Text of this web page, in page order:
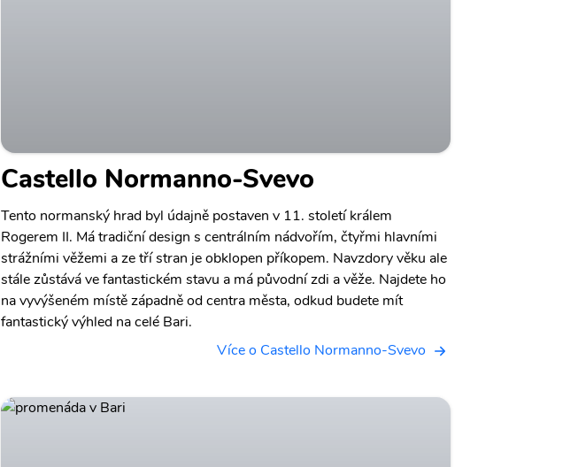
Castello Normanno-Svevo
Tento normanský hrad byl údajně postaven v 11. století králem
Rogerem II. Má tradiční design s centrálním nádvořím, čtyřmi hlavními
strážními věžemi a ze tří stran je obklopen příkopem. Navzdory věku ale
stále zůstává ve fantastickém stavu a má původní zdi a věže. Najdete ho
na vyvýšeném místě západně od centra města, odkud budete mít
fantastický výhled na celé Bari.
Více o Castello Normanno-Svevo